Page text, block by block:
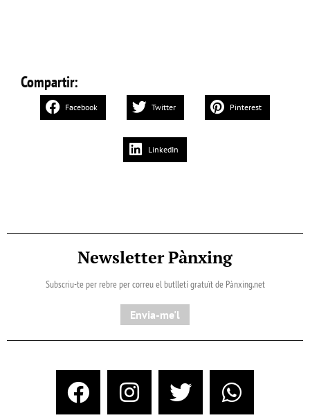
Compartir:
Facebook Twitter Pinterest
LinkedIn
Newsletter Pànxing
Subscriu-te per rebre per correu el butlletí gratuït de Pànxing.net​
Envia-me'l